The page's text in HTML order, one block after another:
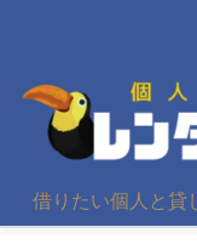
借りたい個人と貸